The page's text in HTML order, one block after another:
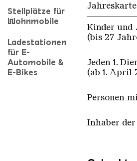
Stellplätze für
Wohnmobile
Ladestationen
für E-
Automobile &
E-Bikes
Kinder und
(bis 27
Jeden 1.
(ab 1. April
Personen
Inhaber